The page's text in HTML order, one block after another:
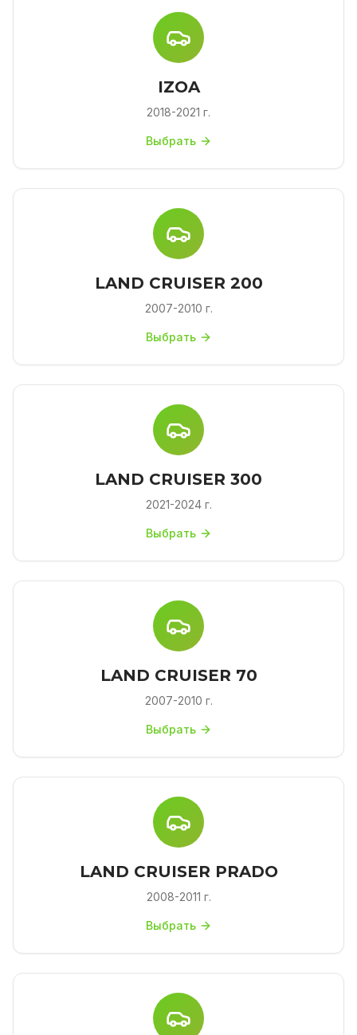
IZOA
2018-2021 г.
Выбрать
LAND CRUISER 200
2007-2010 г.
Выбрать
LAND CRUISER 300
2021-2024 г.
Выбрать
LAND CRUISER 70
2007-2010 г.
Выбрать
LAND CRUISER PRADO
2008-2011 г.
Выбрать